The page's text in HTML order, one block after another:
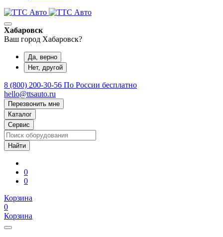
Хабаровск
Ваш город Хабаровск?
Да, верно
Нет, другой
8 (800) 200-30-56 По России бесплатно
hello@ttsauto.ru
Перезвонить мне
Каталог
Сервис
0
0
Корзина
0
Корзина